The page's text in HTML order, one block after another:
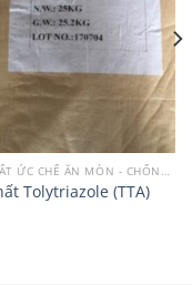
HÓA CHẤT ỨC CHẾ ĂN MÒN - CHỐNG CÁU CẶN - DIỆT KHUẨN - RÊU TẢO
Tolytriazole (TTA)